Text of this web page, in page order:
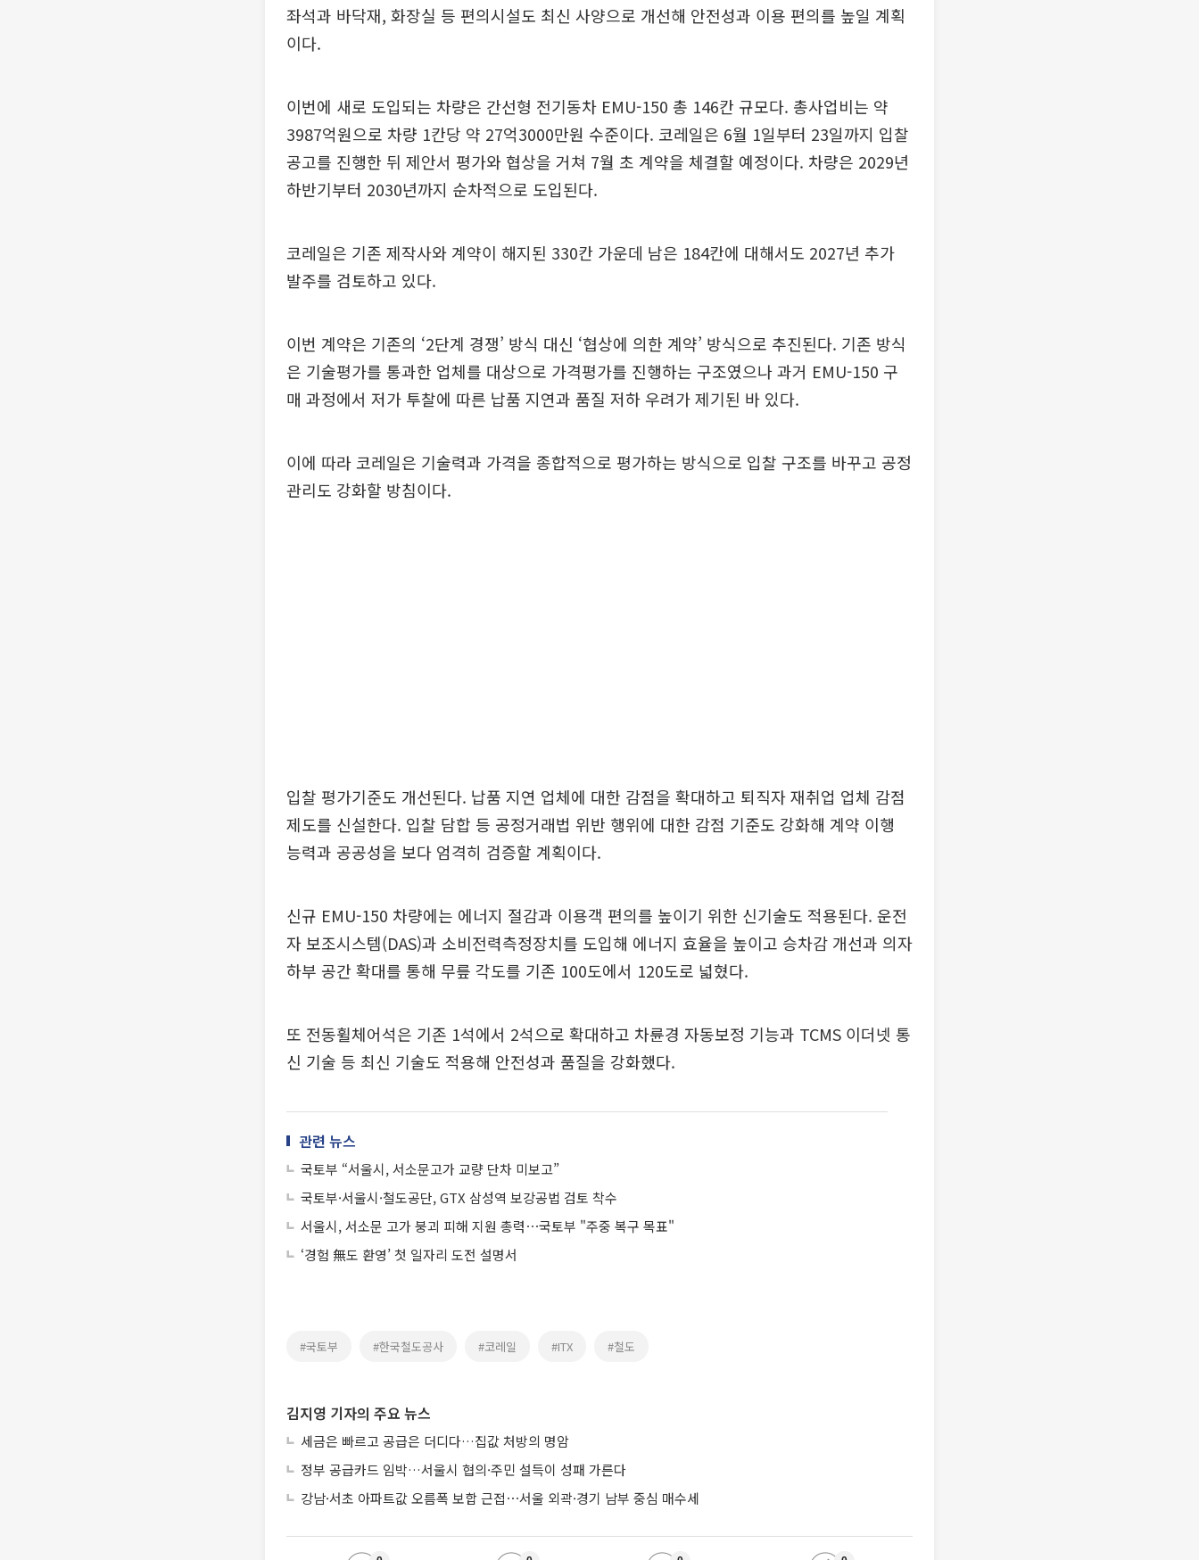
좌석과 바닥재, 화장실 등 편의시설도 최신 사양으로 개선해 안전성과 이용 편의를 높일 계획
이다.
이번에 새로 도입되는 차량은 간선형 전기동차 EMU-150 총 146칸 규모다. 총사업비는 약
3987억원으로 차량 1칸당 약 27억3000만원 수준이다. 코레일은 6월 1일부터 23일까지 입찰
공고를 진행한 뒤 제안서 평가와 협상을 거쳐 7월 초 계약을 체결할 예정이다. 차량은 2029년
하반기부터 2030년까지 순차적으로 도입된다.
코레일은 기존 제작사와 계약이 해지된 330칸 가운데 남은 184칸에 대해서도 2027년 추가
발주를 검토하고 있다.
이번 계약은 기존의 ‘2단계 경쟁’ 방식 대신 ‘협상에 의한 계약’ 방식으로 추진된다. 기존 방식
은 기술평가를 통과한 업체를 대상으로 가격평가를 진행하는 구조였으나 과거 EMU-150 구
매 과정에서 저가 투찰에 따른 납품 지연과 품질 저하 우려가 제기된 바 있다.
이에 따라 코레일은 기술력과 가격을 종합적으로 평가하는 방식으로 입찰 구조를 바꾸고 공정
관리도 강화할 방침이다.
입찰 평가기준도 개선된다. 납품 지연 업체에 대한 감점을 확대하고 퇴직자 재취업 업체 감점
제도를 신설한다. 입찰 담합 등 공정거래법 위반 행위에 대한 감점 기준도 강화해 계약 이행
능력과 공공성을 보다 엄격히 검증할 계획이다.
신규 EMU-150 차량에는 에너지 절감과 이용객 편의를 높이기 위한 신기술도 적용된다. 운전
자 보조시스템(DAS)과 소비전력측정장치를 도입해 에너지 효율을 높이고 승차감 개선과 의자
하부 공간 확대를 통해 무릎 각도를 기존 100도에서 120도로 넓혔다.
또 전동휠체어석은 기존 1석에서 2석으로 확대하고 차륜경 자동보정 기능과 TCMS 이더넷 통
신 기술 등 최신 기술도 적용해 안전성과 품질을 강화했다.
관련 뉴스
국토부 “서울시, 서소문고가 교량 단차 미보고”
국토부·서울시·철도공단, GTX 삼성역 보강공법 검토 착수
서울시, 서소문 고가 붕괴 피해 지원 총력⋯국토부 "주중 복구 목표"
‘경험 無도 환영’ 첫 일자리 도전 설명서
#국토부 #한국철도공사 #코레일 #ITX #철도
김지영 기자의 주요 뉴스
세금은 빠르고 공급은 더디다…집값 처방의 명암
정부 공급카드 임박…서울시 협의·주민 설득이 성패 가른다
강남·서초 아파트값 오름폭 보합 근접⋯서울 외곽·경기 남부 중심 매수세